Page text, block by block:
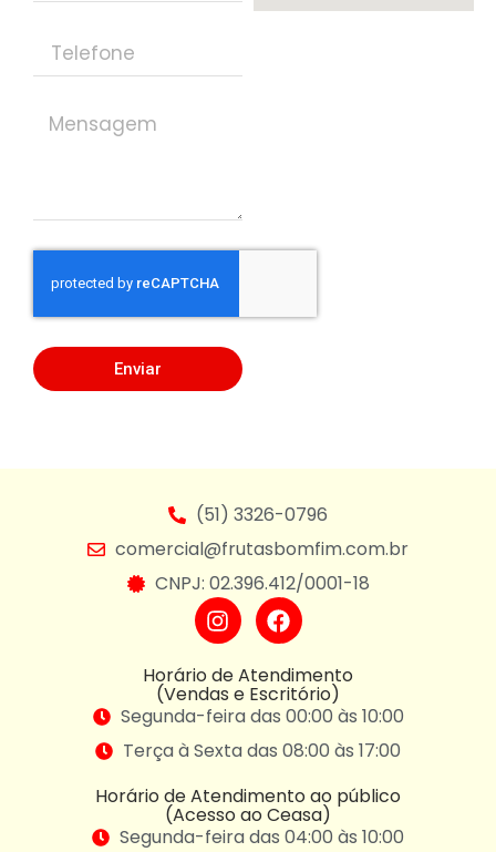
Enviar
(51) 3326-0796
comercial@frutasbomfim.com.br
CNPJ: 02.396.412/0001-18
Horário de Atendimento
(Vendas e Escritório)
Segunda-feira das 00:00 às 10:00
Terça à Sexta das 08:00 às 17:00
Horário de Atendimento ao público
(Acesso ao Ceasa)
Segunda-feira das 04:00 às 10:00